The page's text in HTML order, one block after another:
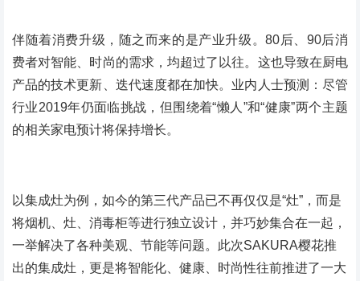
伴随着消费升级，随之而来的是产业升级。80后、90后消
费者对智能、时尚的需求，均超过了以往。这也导致在厨电
产品的技术更新、迭代速度都在加快。业内人士预测：尽管
行业2019年仍面临挑战，但围绕着“懒人”和“健康”两个主题
的相关家电预计将保持增长。
以集成灶为例，如今的第三代产品已不再仅仅是“灶”，而是
将烟机、灶、消毒柜等进行独立设计，并巧妙集合在一起，
一举解决了各种美观、节能等问题。此次SAKURA樱花推
出的集成灶，更是将智能化、健康、时尚性往前推进了一大